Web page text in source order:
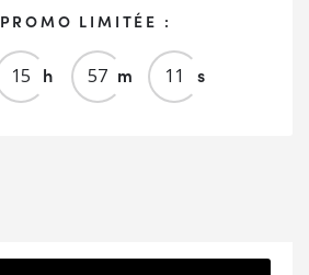
PROMO LIMITÉE :
15 h 57 m 1 1 s